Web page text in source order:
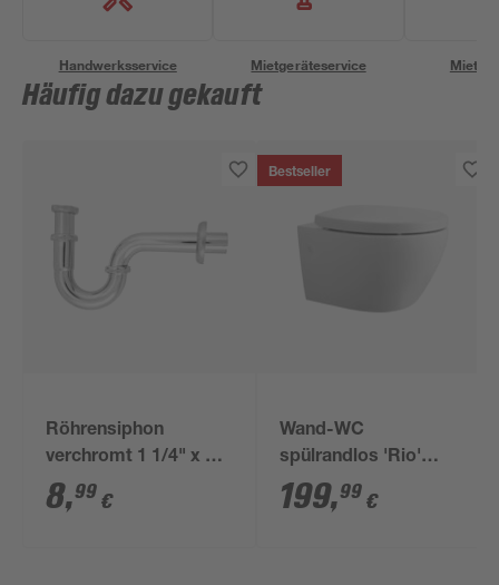
Handwerksservice Mietgeräteservice
Häufig dazu gekauft
Röhrensiphon
verchromt 1 1/4" x 32
mm
8,99 €
Bestseller
Wand-WC
spülrandlos 'Rio'
inklusive WC-Sitz
weiß
199,99 €